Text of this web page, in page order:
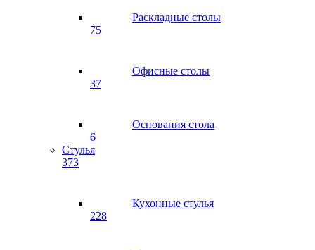
Раскладные столы
75
Офисные столы
37
Основания стола
6
Стулья
373
Кухонные стулья
228